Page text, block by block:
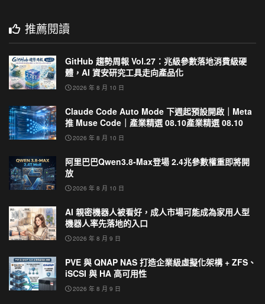
推薦閱讀
GitHub 趨勢周報 Vol.27：兆級參數落地消費級硬
體，AI 資安研究工具走向產品化
2026 年 8 月 10 日
Claude Code Auto Mode 下週起預設開啟｜Meta
推 Muse Code｜產業精選 08.10產業精選 08.10
2026 年 8 月 10 日
阿里巴巴Qwen3.8-Max登場 2.4兆參數權重即將開
放
2026 年 8 月 10 日
AI 親密機器人被看好，成人市場可能成為家用人型
機器人率先落地的入口
2026 年 8 月 9 日
PVE 與 QNAP NAS 打造企業級虛擬化架構 + ZFS、
iSCSI 與 HA 高可用性
2026 年 8 月 9 日